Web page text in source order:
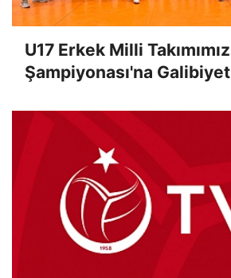
U17 Erkek Milli
Şampiyonası'na